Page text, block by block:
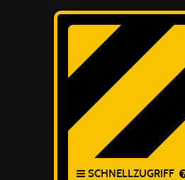
SCHNELLZUGRIFF